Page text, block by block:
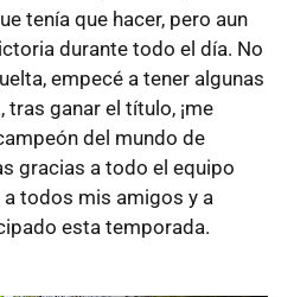
tenía que hacer, pero aun
durante todo el día. No
empecé a tener algunas
ganar el título, ¡me
del mundo de
gracias a todo el equipo
a todos mis amigos y a
esta temporada.